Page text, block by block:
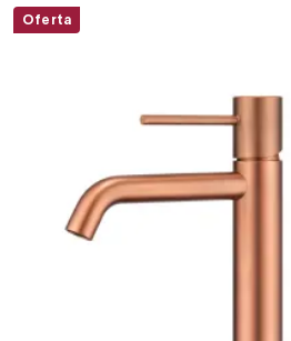
Oferta